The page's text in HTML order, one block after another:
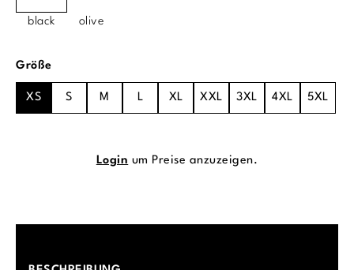
black olive
Größeauswählen
XS S M L XL XXL 3XL 4XL 5XL
Login um Preise anzuzeigen.